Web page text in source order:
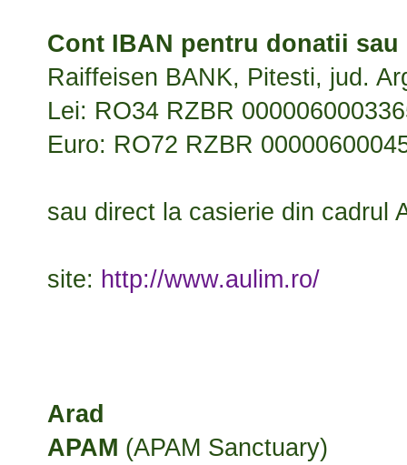
Cont IBAN pentru donatii
Raiffeisen BANK, Pitesti, jud.
Lei: RO34 RZBR
Euro: RO72 RZBR
sau direct la casierie din cadrul
site: http://www.aulim.ro/
Arad
APAM (APAM Sanctuary)